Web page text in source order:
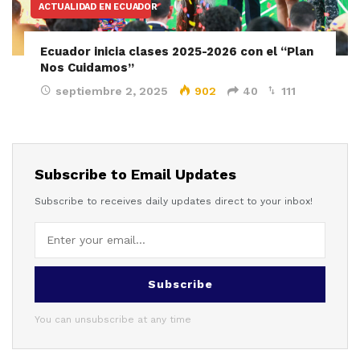
ACTUALIDAD EN ECUADOR
Ecuador inicia clases 2025-2026 con el “Plan
Nos Cuidamos”
septiembre 2, 2025 902 40 111
Subscribe to Email Updates
Subscribe to receives daily updates direct to your inbox!
Subscribe
You can unsubscribe at any time